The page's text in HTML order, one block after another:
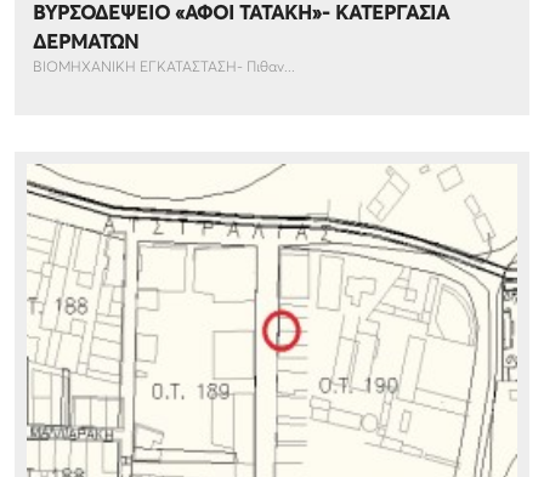
ΒΥΡΣΟΔΕΨΕΙΟ «ΑΦΟΙ ΤΑΤΑΚΗ»- ΚΑΤΕΡΓΑΣΙΑ
ΔΕΡΜΑΤΩΝ
ΒΙΟΜΗΧΑΝΙΚΗ ΕΓΚΑΤΑΣΤΑΣΗ- Πιθαν...